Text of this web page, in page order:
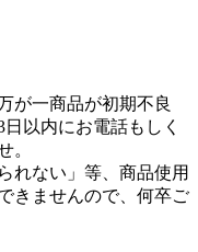
が一商品が初期不良
以内にお電話もしく
。
れない」等、商品使用
きませんので、何卒ご